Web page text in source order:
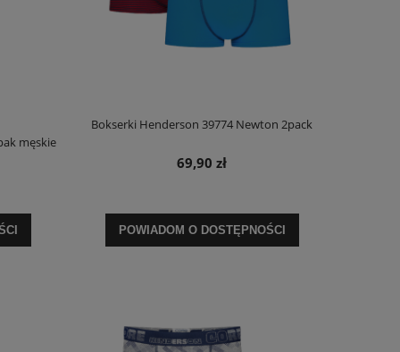
Biustonosz Triumph Beauty-Full Darling W02
Cena regularna: 189,90 zł
męskie
Bokserki Henderson 39774 Newton 2pack
69,90 zł
POWIADOM O DOSTĘPNOŚCI